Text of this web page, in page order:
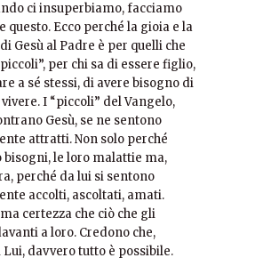
ci insuperbiamo, facciamo
questo. Ecco perché la gioia e la
Gesù al Padre è per quelli che
per chi sa di essere figlio,
a sé stessi, di avere bisogno di
I “piccoli” del Vangelo,
Gesù, se ne sentono
attratti. Non solo perché
bisogni, le loro malattie ma,
perché da lui si sentono
accolti, ascoltati, amati.
certezza che ciò che gli
a loro. Credono che,
davvero tutto è possibile.